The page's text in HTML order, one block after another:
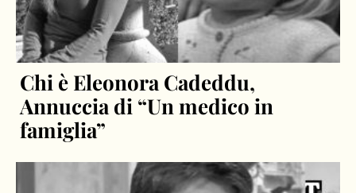
Chi è Eleonora Cadeddu,
Annuccia di “Un medico in
famiglia”